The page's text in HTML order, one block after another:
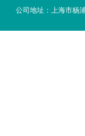
公司地址：上海市杨